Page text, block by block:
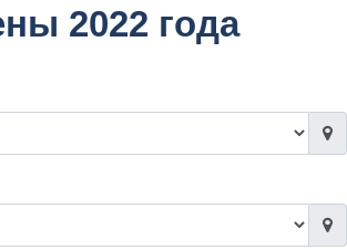
2022 года